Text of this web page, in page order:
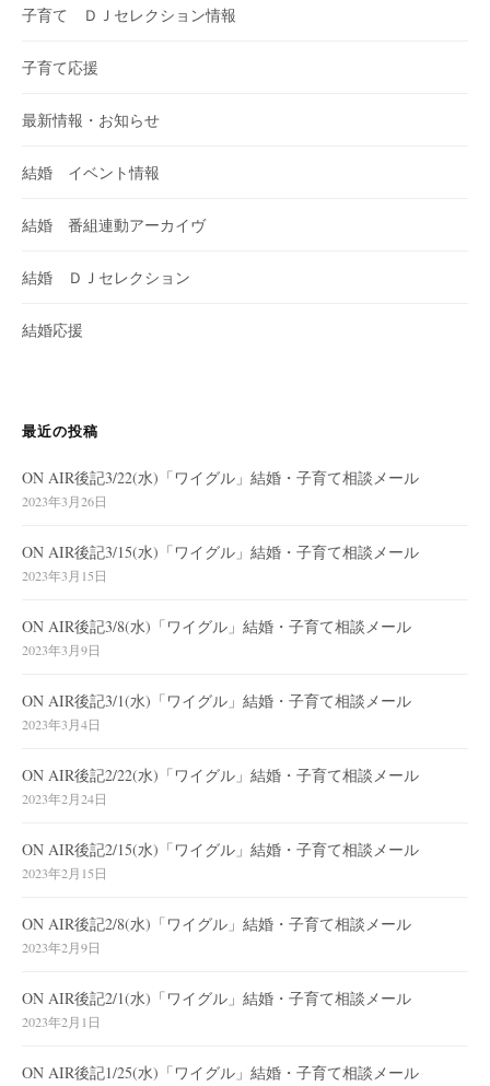
子育て ＤＪセレクション情報
子育て応援
最新情報・お知らせ
結婚 イベント情報
結婚 番組連動アーカイヴ
結婚 ＤＪセレクション
結婚応援
最近の投稿
ON AIR後記3/22(水)「ワイグル」結婚・子育て相談メール
2023年3月26日
ON AIR後記3/15(水)「ワイグル」結婚・子育て相談メール
2023年3月15日
ON AIR後記3/8(水)「ワイグル」結婚・子育て相談メール
2023年3月9日
ON AIR後記3/1(水)「ワイグル」結婚・子育て相談メール
2023年3月4日
ON AIR後記2/22(水)「ワイグル」結婚・子育て相談メール
2023年2月24日
ON AIR後記2/15(水)「ワイグル」結婚・子育て相談メール
2023年2月15日
ON AIR後記2/8(水)「ワイグル」結婚・子育て相談メール
2023年2月9日
ON AIR後記2/1(水)「ワイグル」結婚・子育て相談メール
2023年2月1日
ON AIR後記1/25(水)「ワイグル」結婚・子育て相談メール